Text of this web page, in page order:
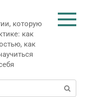
которую
как
как